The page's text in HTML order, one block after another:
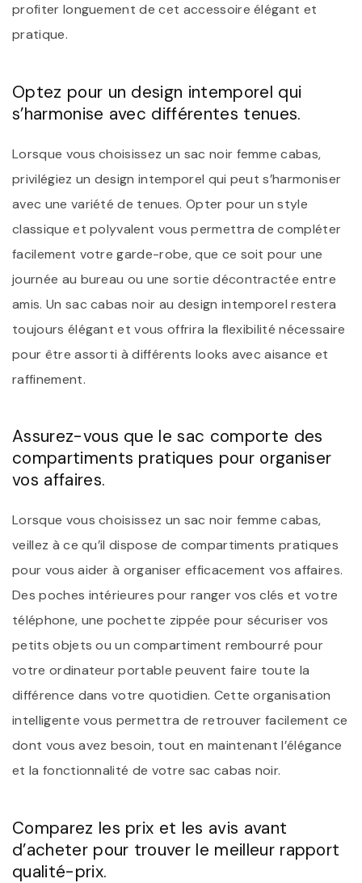
profiter longuement de cet accessoire élégant et
pratique.
Optez pour un design intemporel qui
s’harmonise avec différentes tenues.
Lorsque vous choisissez un sac noir femme cabas,
privilégiez un design intemporel qui peut s’harmoniser
avec une variété de tenues. Opter pour un style
classique et polyvalent vous permettra de compléter
facilement votre garde-robe, que ce soit pour une
journée au bureau ou une sortie décontractée entre
amis. Un sac cabas noir au design intemporel restera
toujours élégant et vous offrira la flexibilité nécessaire
pour être assorti à différents looks avec aisance et
raffinement.
Assurez-vous que le sac comporte des
compartiments pratiques pour organiser
vos affaires.
Lorsque vous choisissez un sac noir femme cabas,
veillez à ce qu’il dispose de compartiments pratiques
pour vous aider à organiser efficacement vos affaires.
Des poches intérieures pour ranger vos clés et votre
téléphone, une pochette zippée pour sécuriser vos
petits objets ou un compartiment rembourré pour
votre ordinateur portable peuvent faire toute la
différence dans votre quotidien. Cette organisation
intelligente vous permettra de retrouver facilement ce
dont vous avez besoin, tout en maintenant l’élégance
et la fonctionnalité de votre sac cabas noir.
Comparez les prix et les avis avant
d’acheter pour trouver le meilleur rapport
qualité-prix.